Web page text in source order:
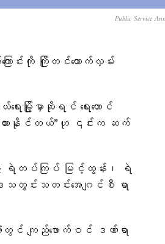
Public Service
းကို ကြိုတင်ထောက်လှမ်း
ြို့မှာဆိုရင် ရေးတောင်
င်ထားနိုင်တယ်”ဟု ၎င်းက ဆက်
တပ်ကြပ် မြင့်ထွန်း၊ ရဲ
ေသတွင်းသတင်းအေဂျင်စီ ရာ
င် ကျည်ဖောက်ဝင် ဒဏ်ရာ